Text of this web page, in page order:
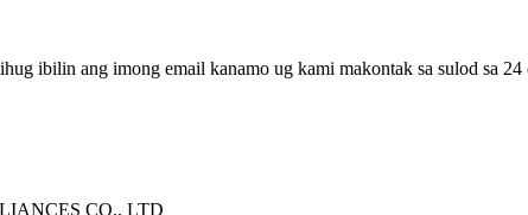
ibilin ang imong email kanamo ug kami makontak sa sulod sa 24
CO., LTD